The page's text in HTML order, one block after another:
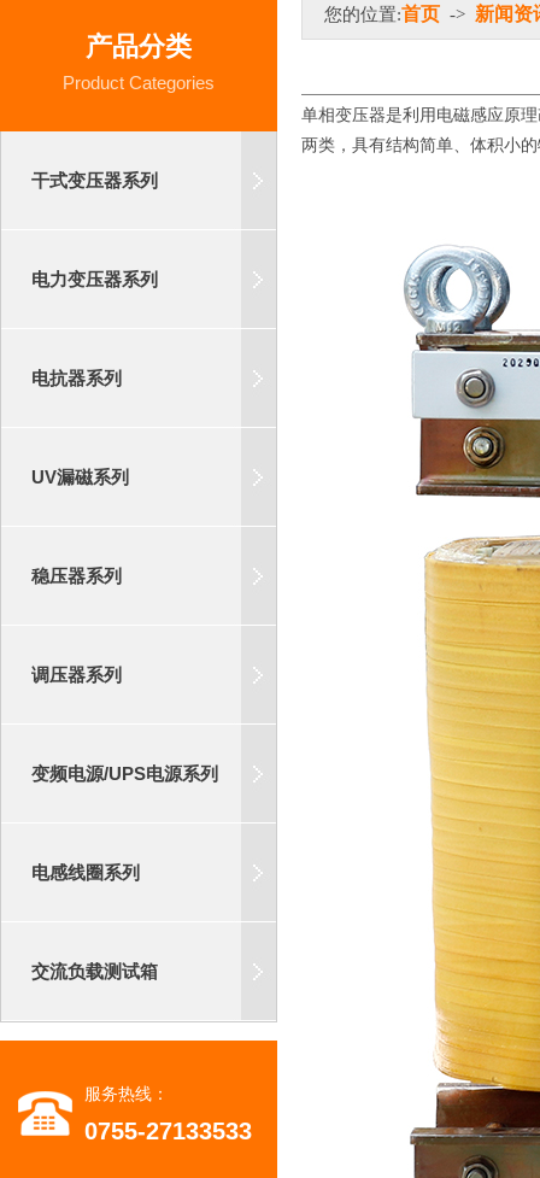
产品分类
Product Categories
干式变压器系列
电力变压器系列
电抗器系列
UV漏磁系列
稳压器系列
调压器系列
变频电源/UPS电源系列
电感线圈系列
交流负载测试箱
服务热线：
0755-27133533
您的位置:首页 -> 新闻资
单相变压器是利用电磁感应原
两类，具有结构简单、体积小